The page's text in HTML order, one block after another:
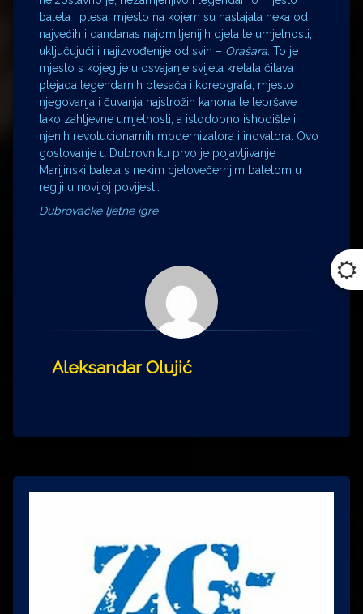
baleta i plesa, mjesto na kojem su nastajala neka od
najvećih i dandanas najomiljenijih djela te umjetnosti,
uključujući i najizvođenije od svih – Orašara . To je
mjesto s kojeg je u osvajanje svijeta kretala čitava
plejada legendarnih plesača i koreografa, mjesto
njegovanja i čuvanja najstrožih kanona te lepršave i
tako zahtjevne umjetnosti, a istodobno ishodište i
njenih revolucionarnih modernizatora i inovatora. Ovo
gostovanje u Dubrovniku prvo je pojavljivanje
Marijinski baleta s nekim cjelovečernjim baletom u
regiji u novijoj povijesti.
Dubrovačke ljetne igre
Aleksandar Olujić